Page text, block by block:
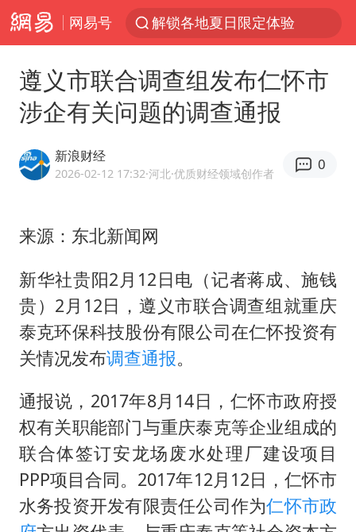
网易号
解锁各地夏日限定体验
富婆带资进组给自己硬加60多场吻戏
金饰克价一夜涨回1300元
名创优品一次性内裤 颜面尽失
牛津大学一纸声明甩不了锅
台风白海豚实时路径
女主硬加吻戏短剧已下架
浙江台州《告全体市民书》
浙江一9岁男孩被海浪卷走仍在搜救中
郑丽文：台湾从来没有“独立”过
遵义市联合调查组发布仁怀市
涉企有关问题的调查通报
新浪财经
2026-02-12 17:32·河北·优质财经领域创作者
0
来源：东北新闻网
新华社贵阳2月12日电（记者蒋成、施钱
贵）2月12日，遵义市联合调查组就重庆
泰克环保科技股份有限公司在仁怀投资有
关情况发布调查通报。
通报说，2017年8月14日，仁怀市政府授
权有关职能部门与重庆泰克等企业组成的
联合体签订安龙场废水处理厂建设项目
PPP项目合同。2017年12月12日，仁怀市
水务投资开发有限责任公司作为仁怀市政